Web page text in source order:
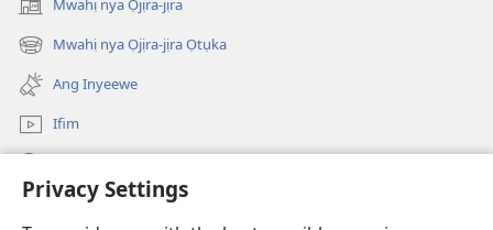
Privacy Settings
Mwahị nya Ọjịra-jịra
(opens
new
window)
Mwahị nya Ọjịra-jịra Ọtụka
(opens
new
window)
Ang Inyeewe
Ifim